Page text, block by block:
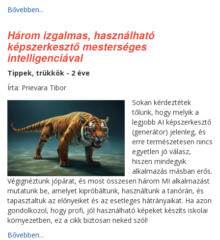
Bővebben...
Három izgalmas, használható
képszerkesztő mesterséges
intelligenciával
Tippek, trükkök - 2 éve
Írta: Prievara Tibor
Sokan kérdeztétek
tőlünk, hogy melyik a
legjobb AI képszerkesztő
(generátor) jelenleg, és
erre természetesen nincs
egyetlen jó válasz,
hiszen mindegyik
alkalmazás másban erős.
Végignéztünk jópárat, és most összesen három MI alkalmazást
mutatunk be, amelyet kipróbáltunk, használtunk a tanórán, és
tapasztaltuk az előnyeiket és az esetleges hátrányaikat. Ha azon
gondolkozol, hogy profi, jól használható képeket készíts iskolai
környezetben, ez a cikk biztosan neked szól!
Bővebben...